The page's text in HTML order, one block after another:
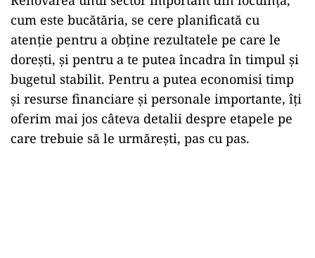
cum este bucătăria, se cere planificată cu
atenție pentru a obține rezultatele pe care le
dorești, și pentru a te putea încadra în timpul și
bugetul stabilit. Pentru a putea economisi timp
și resurse financiare și personale importante, îți
oferim mai jos câteva detalii despre etapele pe
care trebuie să le urmărești, pas cu pas.